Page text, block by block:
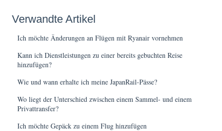
Verwandte Artikel
Ich möchte Änderungen an Flügen mit Ryanair vornehmen
Kann ich Dienstleistungen zu einer bereits gebuchten Reise
hinzufügen?
Wie und wann erhalte ich meine JapanRail-Pässe?
Wo liegt der Unterschied zwischen einem Sammel- und einem
Privattransfer?
Ich möchte Gepäck zu einem Flug hinzufügen